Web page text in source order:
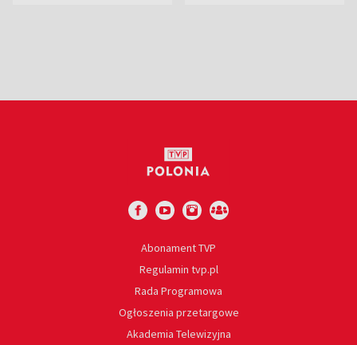
Abonament TVP
Regulamin tvp.pl
Rada Programowa
Ogłoszenia przetargowe
Akademia Telewizyjna